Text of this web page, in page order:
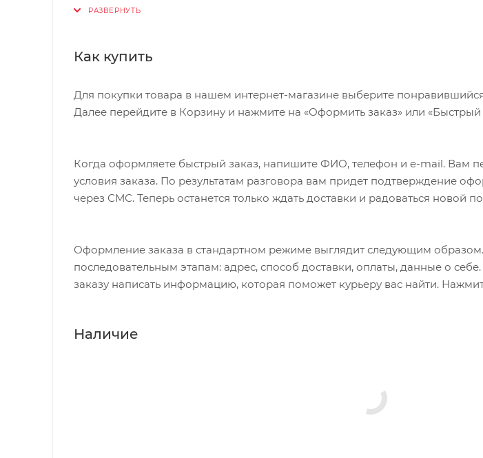
Как купить
Для покупки товара в нашем интернет-магазине выберите
Далее перейдите в Корзину и нажмите на «Оформить заказ» или «Быстрый
Когда оформляете быстрый заказ, напишите ФИО, телефон и e-mail. Вам
условия заказа. По результатам разговора вам придет подтверждение
через СМС. Теперь останется только ждать доставки и радоваться новой
Оформление заказа в стандартном режиме выглядит следующим
последовательным этапам: адрес, способ доставки, оплаты, данные о
заказу написать информацию, которая поможет курьеру вас найти.
Наличие